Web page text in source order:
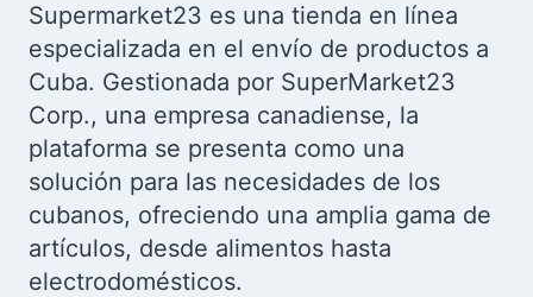
Supermarket23 es una tienda en línea
especializada en el envío de productos a
Cuba. Gestionada por SuperMarket23
Corp., una empresa canadiense, la
plataforma se presenta como una
solución para las necesidades de los
cubanos, ofreciendo una amplia gama de
artículos, desde alimentos hasta
electrodomésticos.